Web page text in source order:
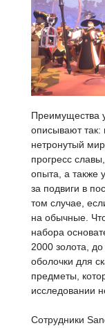
Преимущества
описывают так:
нетронутый
прогресс
опыта, а также
за подвиги в
том случае,
на обычные.
набора
2000 золота,
оболочки для
предметы,
исследовании
Сотрудники